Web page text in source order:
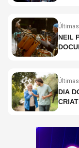
NEIL
DIA DOS PAIS: